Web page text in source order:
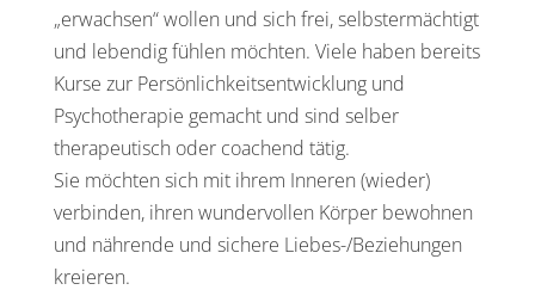
„erwachsen“ wollen und sich frei, selbstermächtigt
und lebendig fühlen möchten. Viele haben bereits
Kurse zur Persönlichkeitsentwicklung und
Psychotherapie gemacht und sind selber
therapeutisch oder coachend tätig.
Sie möchten sich mit ihrem Inneren (wieder)
verbinden, ihren wundervollen Körper bewohnen
und nährende und sichere Liebes-/Beziehungen
kreieren.